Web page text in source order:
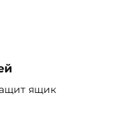
ящик